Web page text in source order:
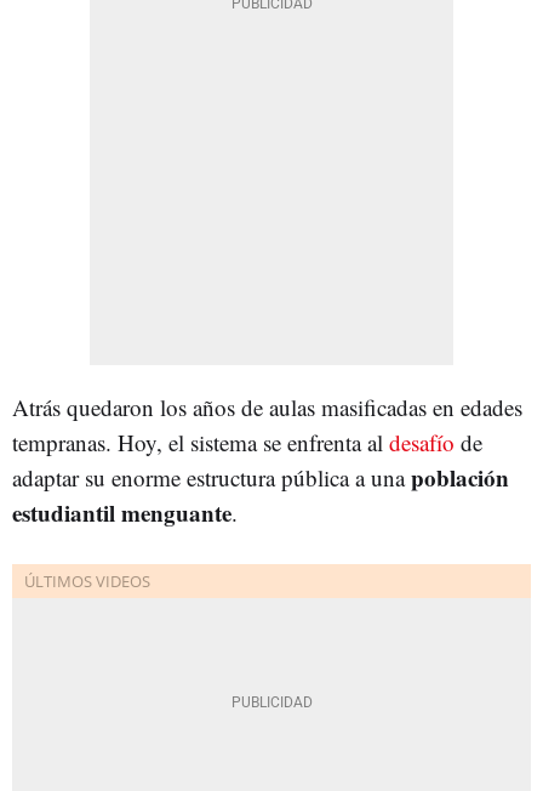
Atrás quedaron los años de aulas masificadas en edades
tempranas. Hoy, el sistema se enfrenta al desafío de
adaptar su enorme estructura pública a unapoblación
estudiantil menguante.